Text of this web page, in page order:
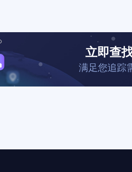
立即查
满足您追踪